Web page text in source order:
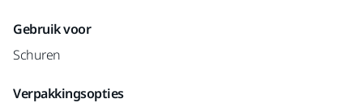
Gebruik voor
Schuren
Verpakkingsopties